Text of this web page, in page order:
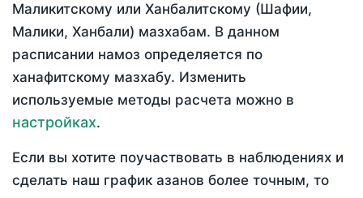
Маликитскому или Ханбалитскому (Шафии,
Малики, Ханбали) мазхабам. В данном
расписании намоз определяется по
ханафитскому мазхабу. Изменить
используемые методы расчета можно в
настройках.
Если вы хотите поучаствовать в наблюдениях и
сделать наш график азанов более точным, то